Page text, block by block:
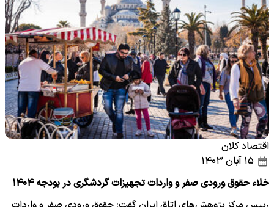
اقتصاد کلان
خلاء حقوق ورودی صفر و واردات تجهیزات گردشگری در بودجه ۱۴۰۴